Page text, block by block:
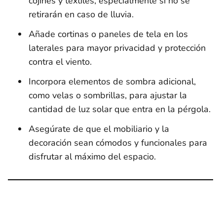
retirarán en caso de lluvia.
Añade cortinas o paneles de tela en los
laterales para mayor privacidad y protección
contra el viento.
Incorpora elementos de sombra adicional,
como velas o sombrillas, para ajustar la
cantidad de luz solar que entra en la pérgola.
Asegúrate de que el mobiliario y la
decoración sean cómodos y funcionales para
disfrutar al máximo del espacio.